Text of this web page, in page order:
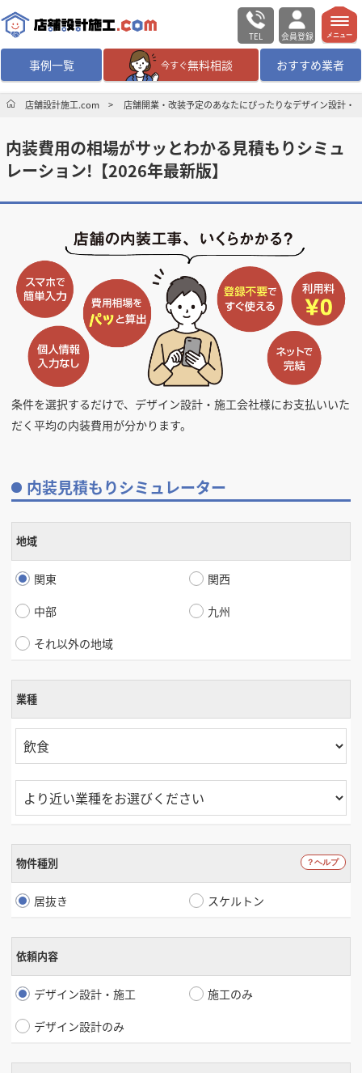
TEL 会員登録
事例一覧 今すぐ無料相談 おすすめ業者
無料相談 ログイン／会員登録
デザイン設計・施工業者を探す
マッチング案件一覧
店舗設計施工.comとは
内装の費用相場 シミュレーター
掲載希望のデザイン 設計・施工会社様へ
メニュー
店舗設計施工.com 店舗開業・改装予定のあなたにぴったりなデザイン設計・
内装費用の相場がサッとわかる見積もりシミュ
レーション!【2026年最新版】
条件を選択するだけで、デザイン設計・施工会社様にお支払いいた
だく平均の内装費用が分かります。
内装見積もりシミュレーター
地域
関東
関西
中部
九州
それ以外の地域
業種
物件種別
居抜き スケルトン
依頼内容
デザイン設計・施工
施工のみ
デザイン設計のみ